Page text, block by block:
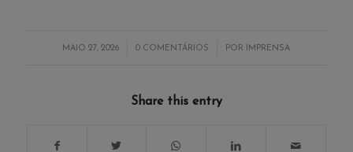
MAIO 27, 2026
/ 0 COMENTÁRIOS
/ POR IMPRENSA
Share this entry